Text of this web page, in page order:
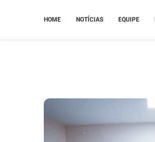
HOME NOTÍCIAS EQUIPE